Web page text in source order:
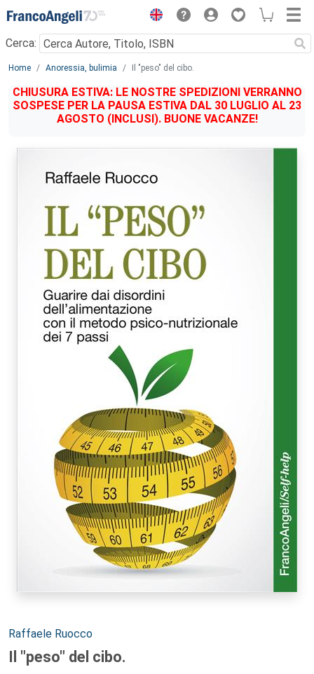
Menu
Cerca:
Main content
Home Anoressia, bulimia Il "peso" del cibo.
CHIUSURA ESTIVA: LE NOSTRE SPEDIZIONI VERRANNO
SOSPESE PER LA PAUSA ESTIVA DAL 30 LUGLIO AL 23
AGOSTO (INCLUSI). BUONE VACANZE!
Autori:
Raffaele Ruocco
Il "peso" del cibo.